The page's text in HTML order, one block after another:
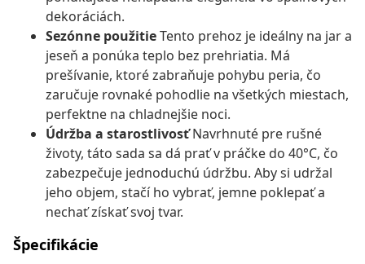
dekoráciách.
Sezónne použitieTento prehoz je ideálny na jar a
jeseň a ponúka teplo bez prehriatia. Má
prešívanie, ktoré zabraňuje pohybu peria, čo
zaručuje rovnaké pohodlie na všetkých miestach,
perfektne na chladnejšie noci.
Údržba a starostlivosťNavrhnuté pre rušné
životy, táto sada sa dá prať v práčke do 40°C, čo
zabezpečuje jednoduchú údržbu. Aby si udržal
jeho objem, stačí ho vybrať, jemne poklepať a
nechať získať svoj tvar.
Špecifikácie